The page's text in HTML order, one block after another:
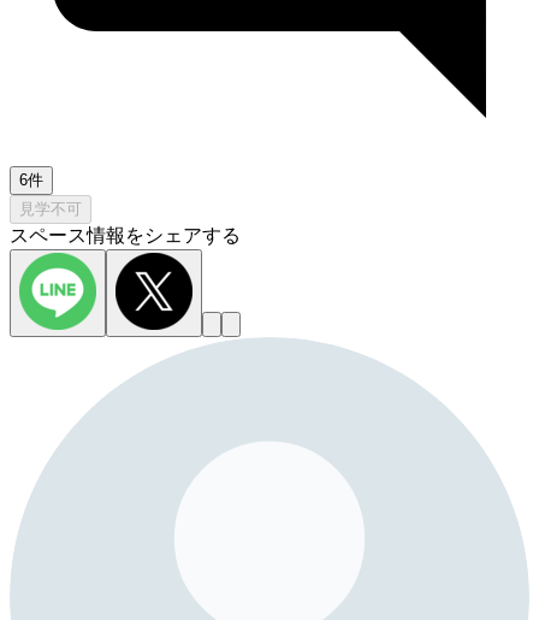
6件
見学不可
スペース情報をシェアする